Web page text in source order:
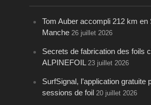
Tom Auber accompli 212 km en
Manche 26 juillet 2026
Secrets de fabrication des foils
ALPINEFOIL 23 juillet 2026
SurfSignal, l’application gratuite
sessions de foil 20 juillet 2026